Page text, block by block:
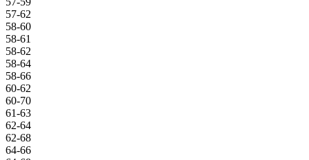
57-62
58-60
58-61
58-62
58-64
58-66
60-62
60-70
61-63
62-64
62-68
64-66